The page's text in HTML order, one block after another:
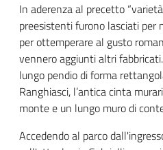
In aderenza al precetto
preesistenti furono lasciati per
per ottemperare al gusto
vennero aggiunti altri fabbricati.
lungo pendio di forma
Ranghiasci, l’antica cinta
monte e un lungo muro di
Accedendo al parco